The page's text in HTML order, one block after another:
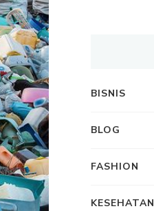
BISNIS
BLOG
FASHION
KESEHATAN